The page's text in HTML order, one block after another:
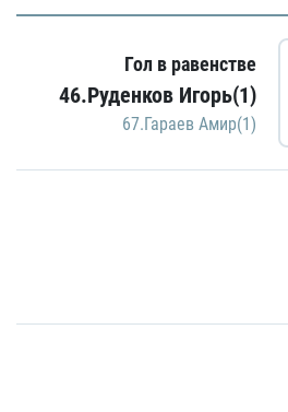
Гол в равенстве
46.Руденков Игорь(1)
67.Гараев Амир(1)